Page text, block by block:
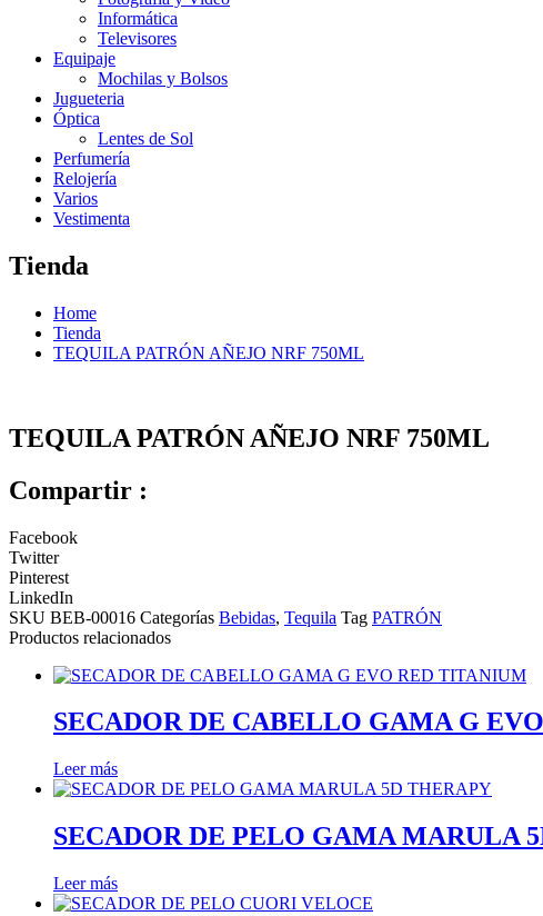
Informática
Televisores
Equipaje
Mochilas y Bolsos
Jugueteria
Óptica
Lentes de Sol
Perfumería
Relojería
Varios
Vestimenta
Tienda
Home
Tienda
TEQUILA PATRÓN AÑEJO NRF 750ML
TEQUILA PATRÓN AÑEJO NRF 750ML
Compartir :
Facebook
Twitter
Pinterest
LinkedIn
SKU BEB-00016 Categorías Bebidas, Tequila Tag PATRÓN
Productos relacionados
SECADOR DE CABELLO GAMA G
Leer más
SECADOR DE PELO GAMA MARULA
Leer más